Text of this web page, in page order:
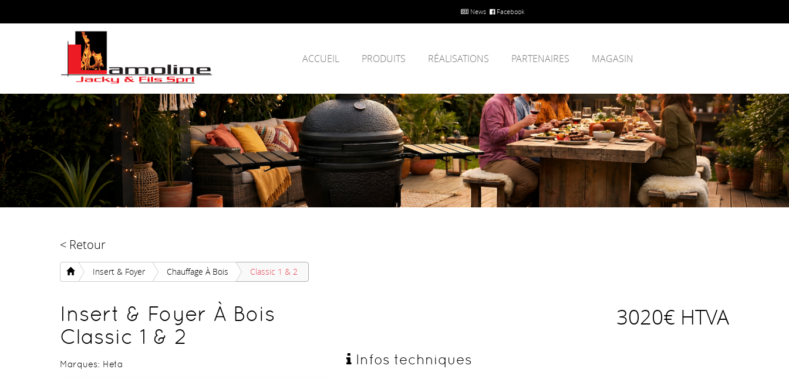
News Facebook
ACCUEIL PRODUITS RÉALISATIONS PARTENAIRES MAGASIN
< Retour
Insert & Foyer Chauffage À Bois Classic 1 & 2
Insert & Foyer À Bois
Classic 1 & 2
Marques: Heta
3020€ HTVA
Infos techniques